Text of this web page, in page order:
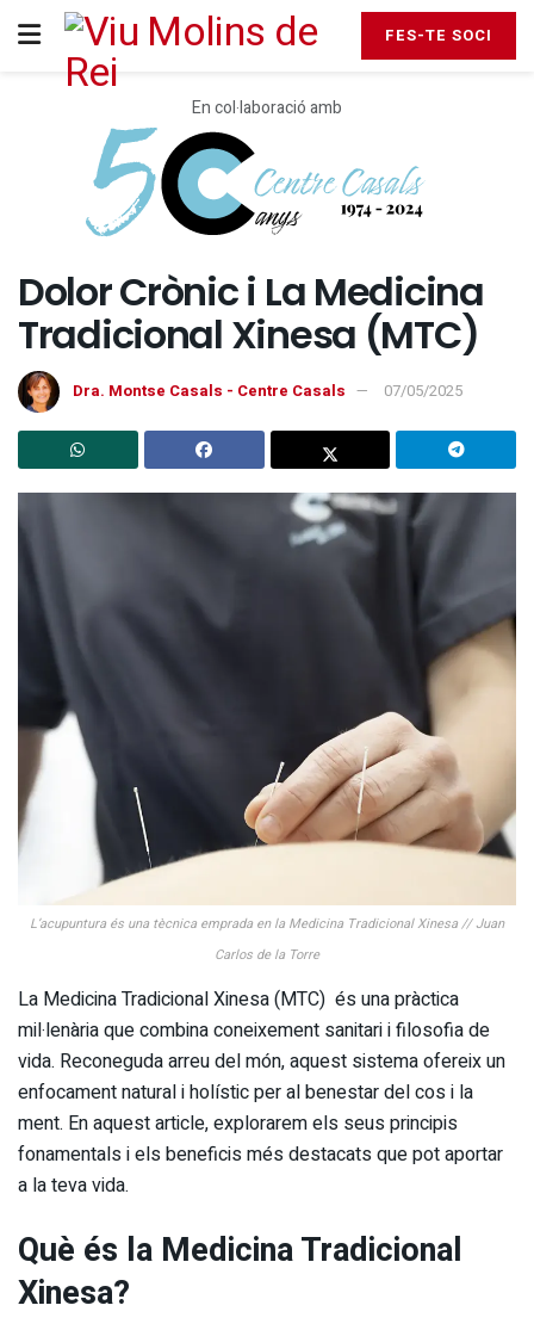
FES-TE SOCI
En col·laboració amb
Dolor Crònic i La Medicina
Tradicional Xinesa (MTC)
Dra. Montse Casals - Centre Casals 07/05/2025
L’acupuntura és una tècnica emprada en la Medicina Tradicional Xinesa // Juan
Carlos de la Torre
La Medicina Tradicional Xinesa (MTC) és una pràctica
mil·lenària que combina coneixement sanitari i filosofia de
vida. Reconeguda arreu del món, aquest sistema ofereix un
enfocament natural i holístic per al benestar del cos i la
ment. En aquest article, explorarem els seus principis
fonamentals i els beneficis més destacats que pot aportar
a la teva vida.
Què és la Medicina Tradicional
Xinesa?